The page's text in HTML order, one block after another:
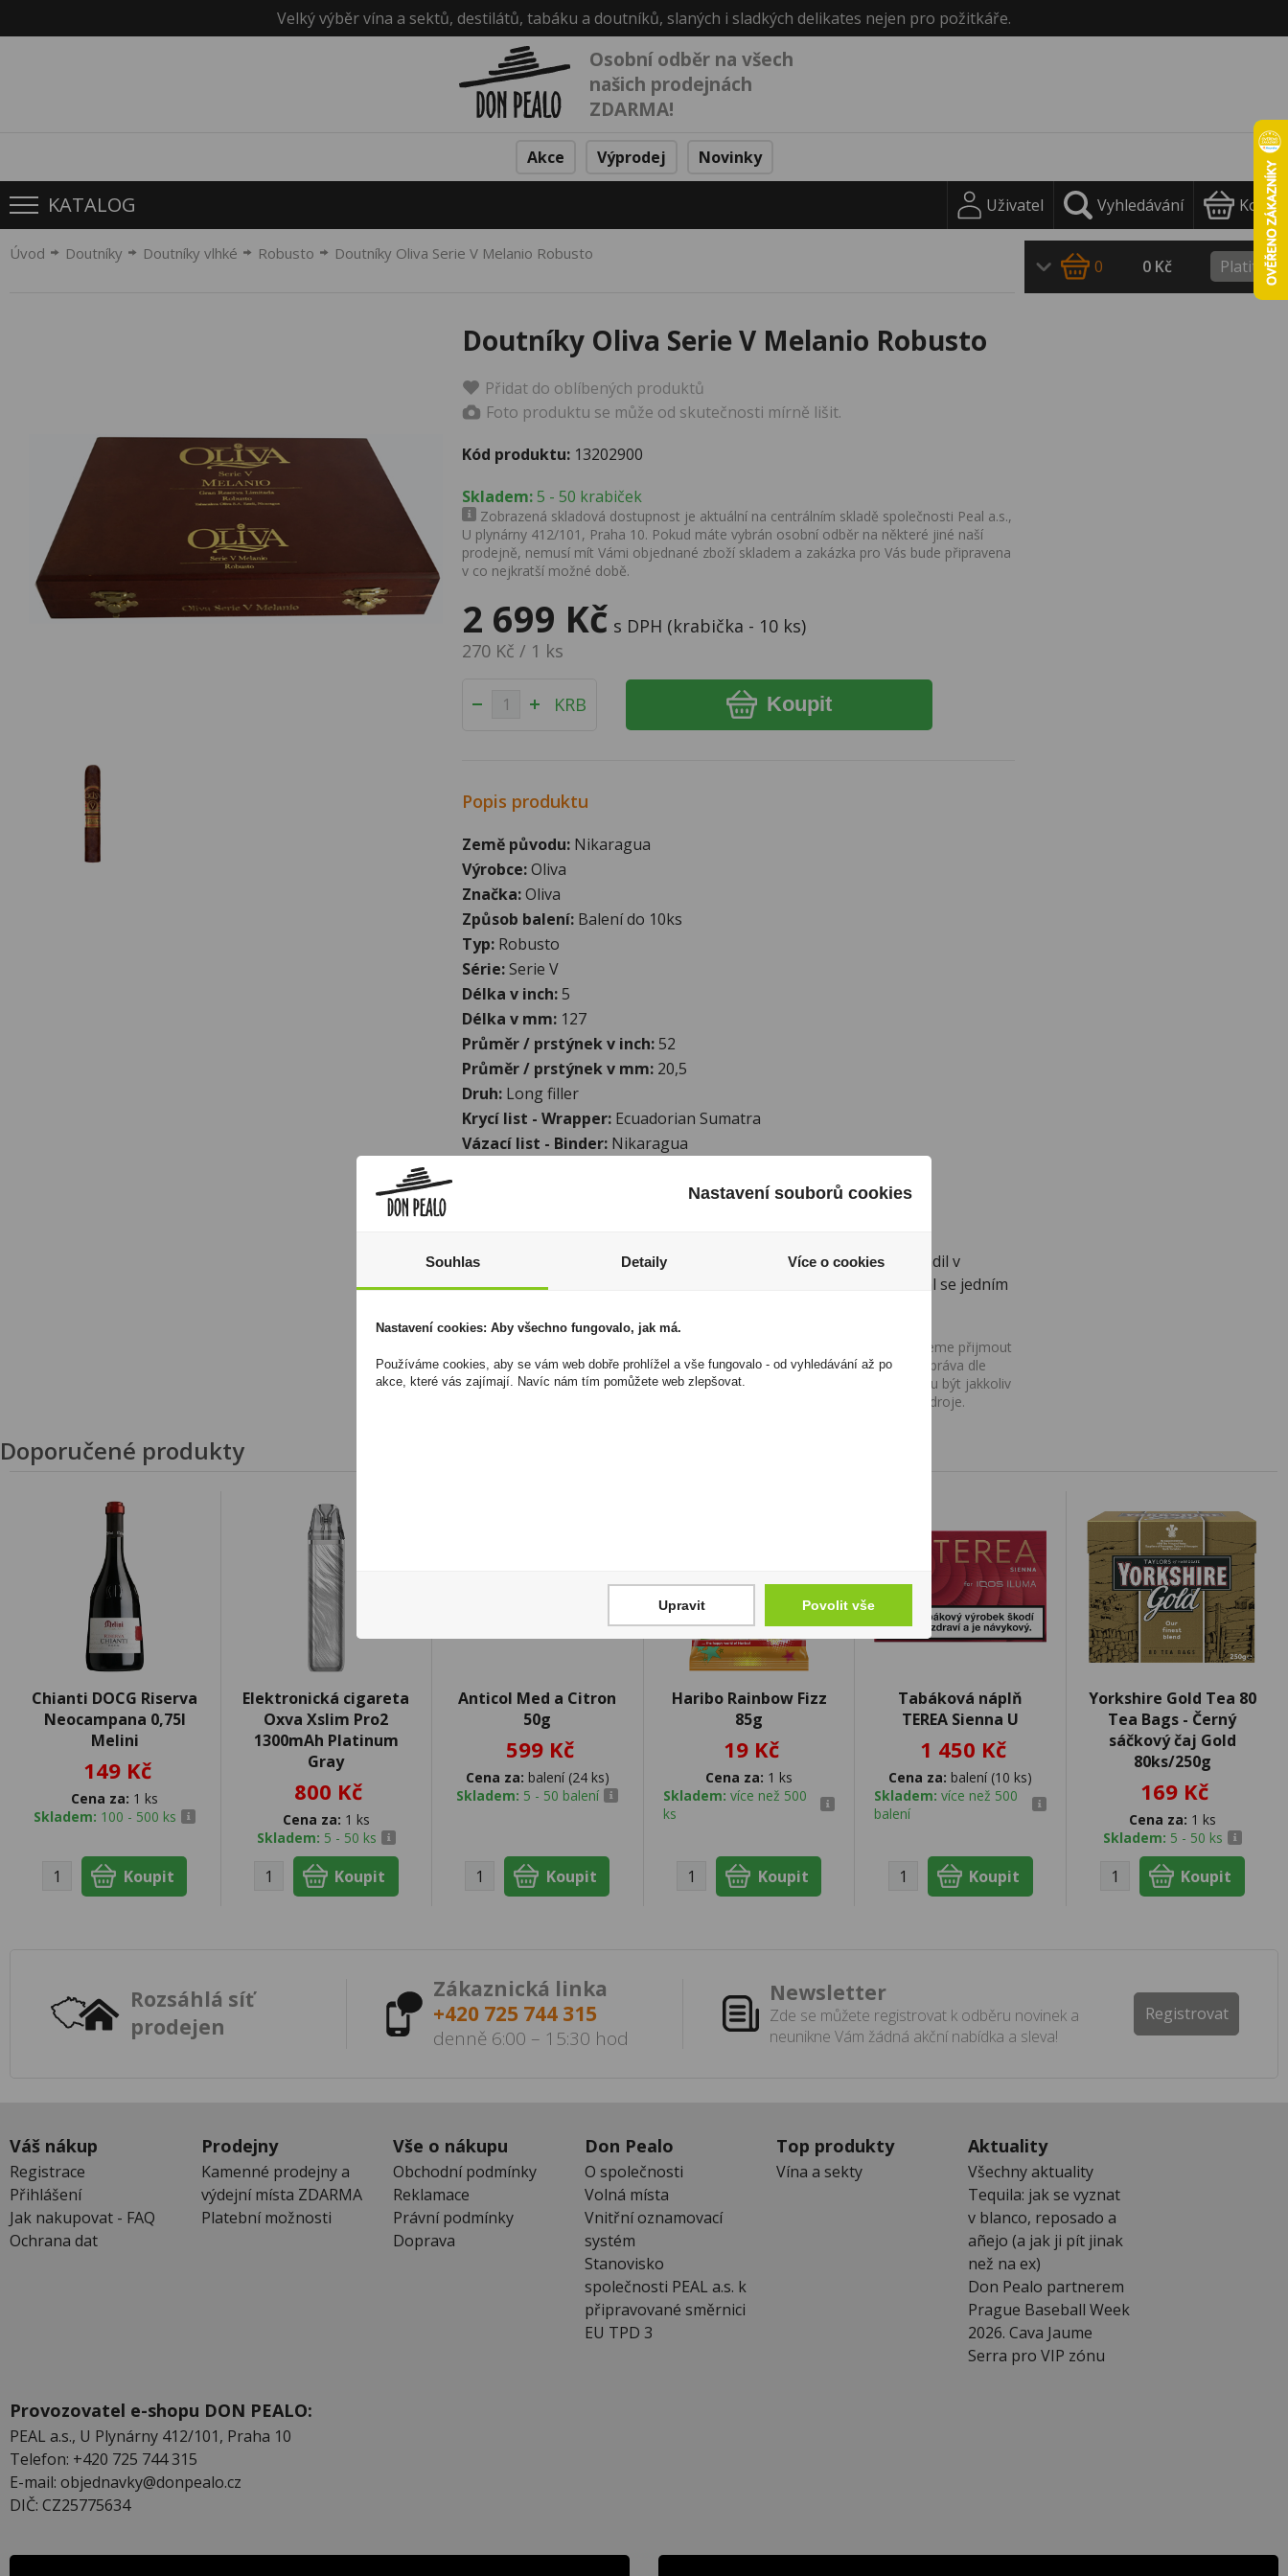
Velký výběr vína a sektů, destilátů, tabáku a doutníků, slaných i sladkých delikates nejen pro požitkáře.
Osobní odběr na všech
našich prodejnách
ZDARMA!
Akce Výprodej Novinky
KATALOG Uživatel Vyhledávání Košík
Úvod Doutníky Doutníky vlhké Robusto Doutníky Oliva Serie V Melanio Robusto
Doutníky Oliva Serie V Melanio Robusto
Přidat do oblíbených produktů
Foto produktu se může od skutečnosti mírně lišit.
Kód produktu: 13202900
Skladem:5 - 50 krabiček
Zobrazená skladová dostupnost je aktuální na centrálním skladě společnosti Peal a.s.,
U plynárny 412/101, Praha 10. Pokud máte vybrán osobní odběr na některé jiné naší
prodejně, nemusí mít Vámi objednané zboží skladem a zakázka pro Vás bude připravena
v co nejkratší možné době.
2 699 Kč s DPH (krabička - 10 ks)
270 Kč / 1 ks
KRB Koupit
Popis produktu
Země původu: Nikaragua
Výrobce:Oliva
Značka:Oliva
Způsob balení: Balení do 10ks
Typ: Robusto
Série:Serie V
Délka v inch:5
Délka v mm: 127
Průměr / prstýnek v inch:52
Průměr / prstýnek v mm: 20,5
Druh: Long filler
Krycí list - Wrapper: Ecuadorian Sumatra
Vázací list - Binder: Nikaragua
Nikaragua
Historie značky OLIVA sahá až do roku 1886. Gilberto Oliva se usadil v
Nicaragui, kde vybudoval prestižní továrnu Tabacalera Oliva a stal se jedním
I přesto, že jsou informace o výrobcích pravidelně aktualizovány, nemůžeme přijmout
odpovědnost za jakékoliv nesprávné informace. To však nemá vliv na Vaše práva dle
zákona. Tyto informace jsou podávány pouze pro osobní použití a nemohou být jakkoliv
kopírovány bez předchozího souhlasu DonPealo ani bez řádného uvedení zdroje.
0 0 Kč Platit
Doporučené produkty
Chianti DOCG Riserva
Neocampana 0,75l
Melini
149 Kč
Cena za: 1 ks
Skladem: 100 - 500 ks
Elektronická cigareta
Oxva Xslim Pro2
1300mAh Platinum
Gray
800 Kč
Cena za: 1 ks
Skladem: 5 - 50 ks
Anticol Med a Citron
50g
599 Kč
Cena za: balení (24 ks)
Skladem: 5 - 50 balení
Haribo Rainbow Fizz
85g
19 Kč
Cena za: 1 ks
Skladem: více než 500
ks
Tabáková náplň
TEREA Sienna U
1 450 Kč
Cena za: balení (10 ks)
Skladem:více než 500
balení
Yorkshire Gold Tea 80
Tea Bags - Černý
sáčkový čaj Gold
80ks/250g
169 Kč
Cena za: 1 ks
Skladem: 5 - 50 ks
Rozsáhlá síť
prodejen
Zákaznická linka
+420 725 744 315
denně 6:00 – 15:30 hod
Newsletter
Zde se můžete registrovat k odběru novinek a
neunikne Vám žádná akční nabídka a sleva!
Registrovat
Váš nákup
Registrace
Přihlášení
Jak nakupovat - FAQ
Ochrana dat
Prodejny
Kamenné prodejny a
výdejní místa ZDARMA
Platební možnosti
Vše o nákupu
Obchodní podmínky
Reklamace
Právní podmínky
Doprava
Don Pealo
O společnosti
Volná místa
Vnitřní oznamovací
systém
Stanovisko
společnosti PEAL a.s. k
připravované směrnici
EU TPD 3
Top produkty
Vína a sekty
Aktuality
Všechny aktuality
Tequila: jak se vyznat
v blanco, reposado a
añejo (a jak ji pít jinak
než na ex)
Don Pealo partnerem
Prague Baseball Week
2026. Cava Jaume
Serra pro VIP zónu
Provozovatel e-shopu DON PEALO:
PEAL a.s., U Plynárny 412/101, Praha 10
Telefon: +420 725 744 315
E-mail: objednavky@donpealo.cz
DIČ: CZ25775634
Nastavení souborů cookies
Souhlas Detaily Více o cookies
Nastavení cookies: Aby všechno fungovalo, jak má.
Používáme cookies, aby se vám web dobře prohlížel a vše fungovalo - od vyhledávání až po
akce, které vás zajímají. Navíc nám tím pomůžete web zlepšovat.
Upravit Povolit vše